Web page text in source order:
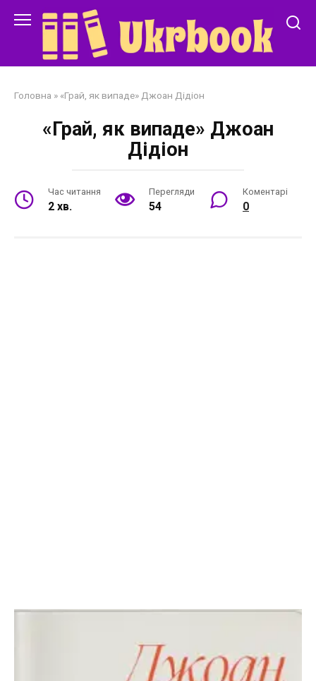
Головна » «Грай, як випаде» Джоан Дідіон
«Грай, як випаде» Джоан
Дідіон
Час читання
2 хв.
Перегляди
54
Коментарі
0